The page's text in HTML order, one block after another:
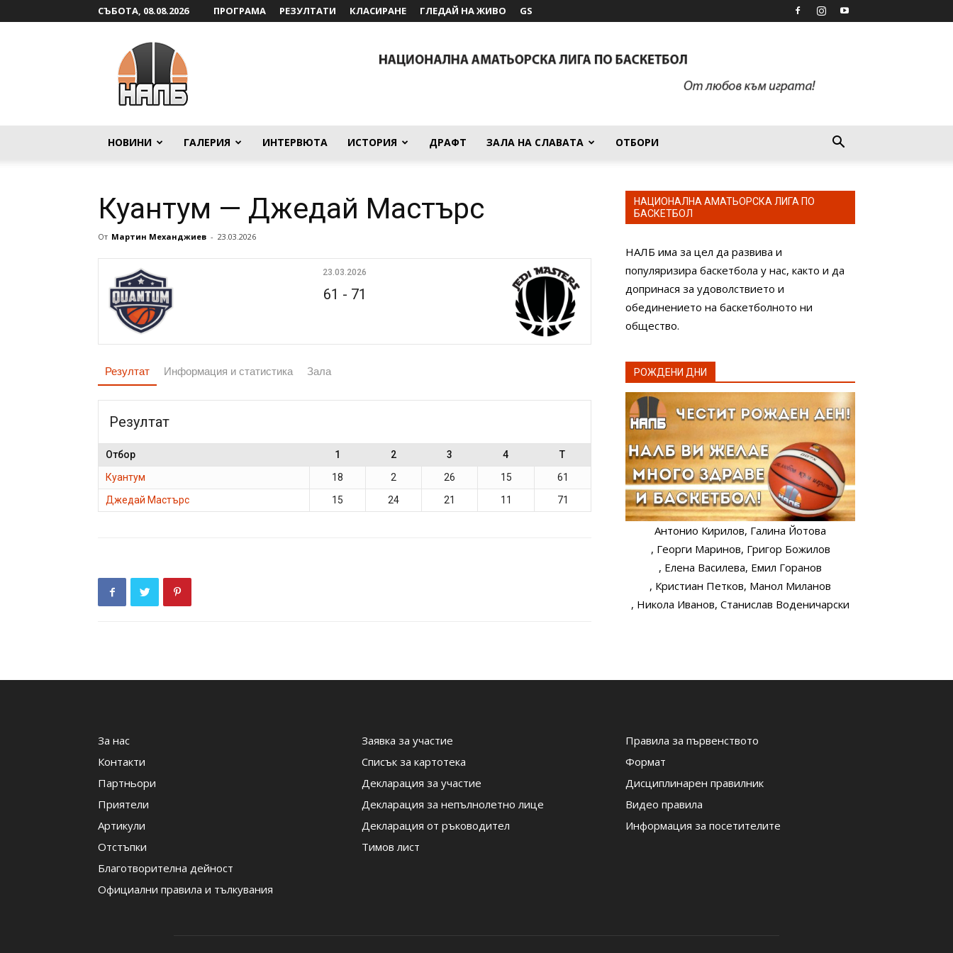
СЪБОТА, 08.08.2026 ПРОГРАМА РЕЗУЛТАТИ КЛАСИРАНЕ ГЛЕДАЙ НА ЖИВО GS
НОВИНИ ГАЛЕРИЯ ИНТЕРВЮТА ИСТОРИЯ ДРАФТ ЗАЛА НА СЛАВАТА ОТБОРИ
Куантум — Джедай Мастърс
От Мартин Механджиев - 23.03.2026
23.03.2026
61 - 71
Резултат Информация и статистика Зала
Резултат
Отбор 1 2 3 4
T
Куантум
18 2 26 15
61
Джедай Мастърс
15 24 21 11 71
НАЦИОНАЛНА АМАТЬОРСКА ЛИГА ПО
БАСКЕТБОЛ
НАЛБ има за цел да развива и
популяризира баскетбола у нас, както и да
допринася за удоволствието и
обединението на баскетболното ни
общество.
РОЖДЕНИ ДНИ
Антонио Кирилов, Галина Йотова
, Георги Маринов, Григор Божилов
, Елена Василева, Емил Горанов
, Кристиан Петков, Манол Миланов
, Никола Иванов, Станислав Воденичарски
За нас
Контакти
Партньори
Приятели
Артикули
Отстъпки
Благотворителна дейност
Официални правила и тълкувания
Заявка за участие
Списък за картотека
Декларация за участие
Декларация за непълнолетно лице
Декларация от ръководител
Тимов лист
Правила за първенството
Формат
Дисциплинарен правилник
Видео правила
Информация за посетителите